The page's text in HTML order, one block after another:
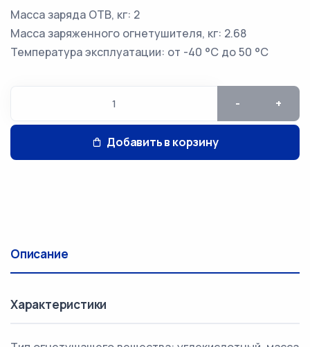
Масса заряда ОТВ, кг: 2
Масса заряженного огнетушителя, кг: 2.68
Температура эксплуатации: от -40 °C до 50 °C
- +
Добавить в корзину
Описание
Характеристики